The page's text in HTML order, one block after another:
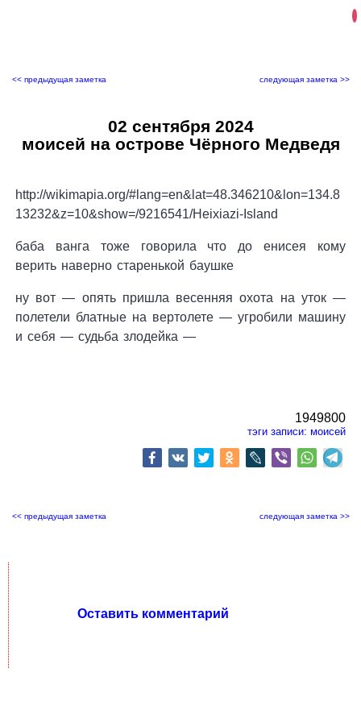
<< предыдущая заметка следующая заметка >>
02 сентября 2024
моисей на острове Чёрного Медведя
http://wikimapia.org/#lang=en&lat=48.346210&lon=134.8
13232&z=10&show=/9216541/Heixiazi-Island
баба ванга тоже говорила что до енисея кому
верить наверно старенькой баушке
ну вот — опять пришла весенняя охота на уток —
полетели блатные на вертолете — угробили машину
и себя — судьба злодейка —
1949800
тэги записи: моисей
<< предыдущая заметка следующая заметка >>
Оставить комментарий